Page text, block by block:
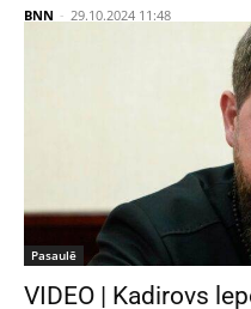
BNN - 29.10.2024 11:48
Pasaulē
VIDEO | Kadirovs